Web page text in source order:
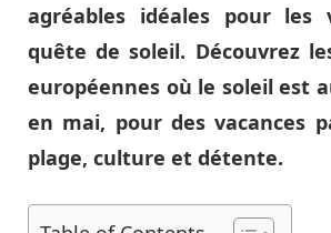
agréables idéales pour les
quête de soleil. Découvrez
européennes où le soleil est
en mai, pour des vacances
plage, culture et détente.